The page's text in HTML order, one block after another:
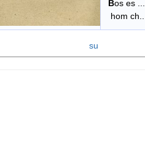
Bos es
hom
su